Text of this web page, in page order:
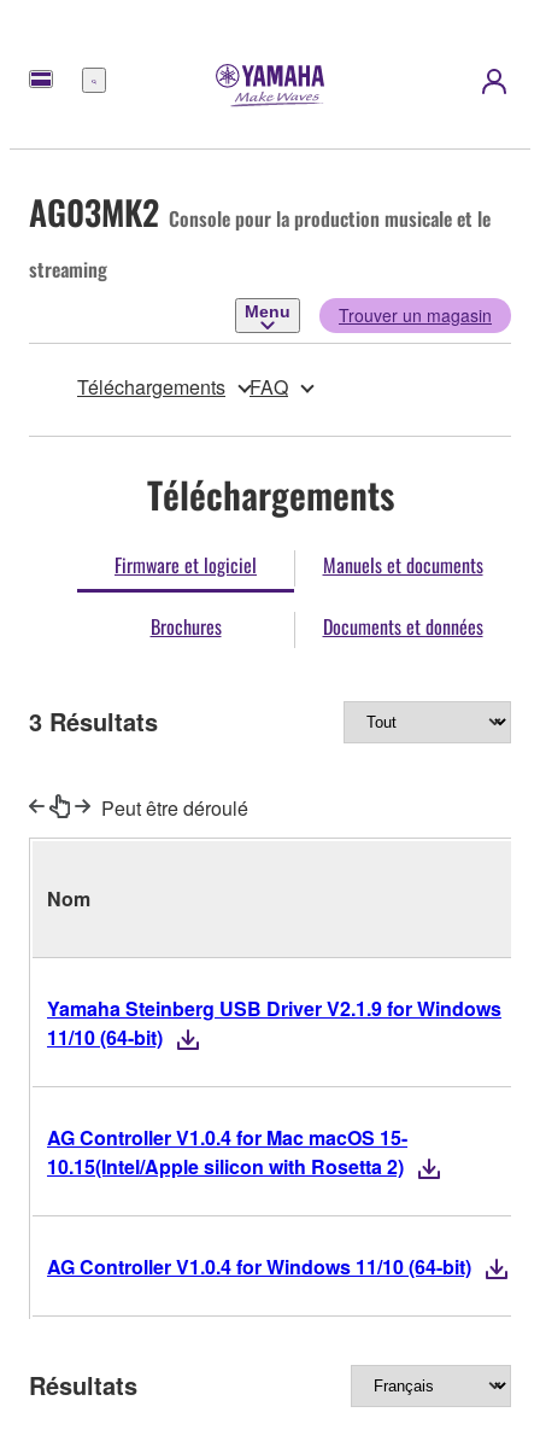
Menu
AG03MK2 Console pour la production musicale et le
streaming
Menu Trouver un magasin
Téléchargements FAQ
Téléchargements
Firmware et logiciel Manuels et documents
Brochures Documents et données
3 Résultats
Peut être déroulé
Nom
Yamaha Steinberg USB Driver V2.1.9 for Windows
11/10 (64-bit)
AG Controller V1.0.4 for Mac macOS 15-
10.15(Intel/Apple silicon with Rosetta 2)
AG Controller V1.0.4 for Windows 11/10 (64-bit)
Résultats